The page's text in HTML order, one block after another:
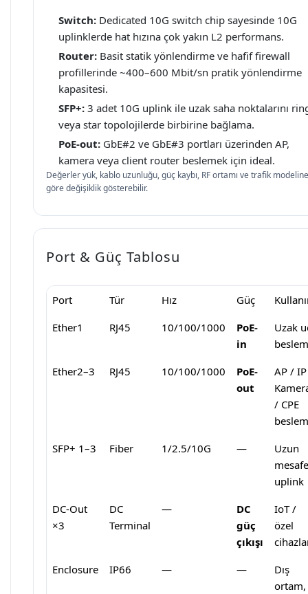
Switch: Dedicated 10G switch chip sayesinde 10G
uplinklerde hat hızına çok yakın L2 performans.
Router: Basit statik yönlendirme ve hafif firewall
profillerinde ~400–600 Mbit/sn pratik yönlendirme
kapasitesi.
SFP+: 3 adet 10G uplink ile uzak saha noktalarını
veya star topolojilerde birbirine bağlama.
PoE-out: GbE#2 ve GbE#3 portları üzerinden AP,
kamera veya client router beslemek için ideal.
Değerler yük, kablo uzunluğu, güç kaybı, RF ortamı ve trafik modeline
göre değişiklik gösterebilir.
Port & Güç Tablosu
Port Tür Hız Güç
Ether1
RJ45 10/100/1000
PoE-
in
Uzak
Ether2–3
RJ45 10/100/1000
PoE-
out
AP / IP
/ CPE
SFP+ 1–3
Fiber 1/2.5/10G —
Uzun
mesafe
uplink
DC-Out
×3
DC
Terminal
—
DC
güç
çıkışı
IoT /
özel
Enclosure
IP66 — —
Dış
ortam,